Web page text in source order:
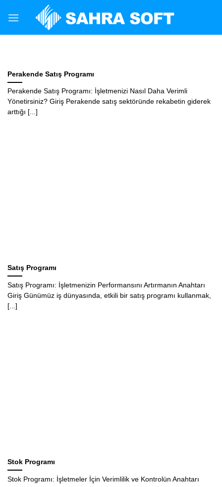
Oto Yedek Parça Programı: Otomotiv Sektöründe
sürekli değişen ve [...]
Perakende Satış Programı
Perakende Satış Programı: İşletmenizi Nasıl Daha Verimli
Yönetirsiniz? Giriş Perakende satış sektöründe rekabetin giderek
arttığı [...]
Satış Programı
Satış Programı: İşletmenizin Performansını Artırmanın Anahtarı
Giriş Günümüz iş dünyasında, etkili bir satış programı kullanmak,
[...]
Stok Programı
Stok Programı: İşletmeler İçin Verimlilik ve Kontrolün Anahtarı